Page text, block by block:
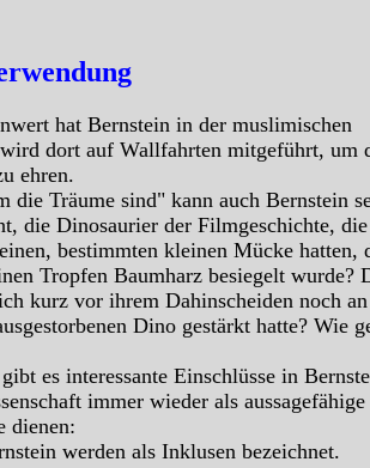
hat Bernstein in der muslimischen
dort auf Wallfahrten mitgeführt, um
ehren.
die Träume sind" kann auch Bernstein
die Dinosaurier der Filmgeschichte,
bestimmten kleinen Mücke hatten,
Tropfen Baumharz besiegelt wurde?
kurz vor ihrem Dahinscheiden noch
Dino gestärkt hatte? Wie
es interessante Einschlüsse in
immer wieder als aussagefähige
dienen:
werden als Inklusen bezeichnet.